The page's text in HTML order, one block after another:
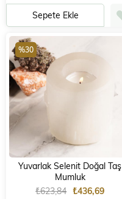
Sepete Ekle
Yuvarlak Selenit Doğal Taş
Mumluk
₺436,69
₺623,84
%30